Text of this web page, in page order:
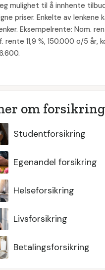
mulighet til å innhente
priser. Enkelte av lenkene
Eksempelrente: Nom.
rente 11,9 %, 150.000 o/5 år,
om forsikring
Studentforsikring
Egenandel forsikring
Helseforsikring
Livsforsikring
Betalingsforsikring